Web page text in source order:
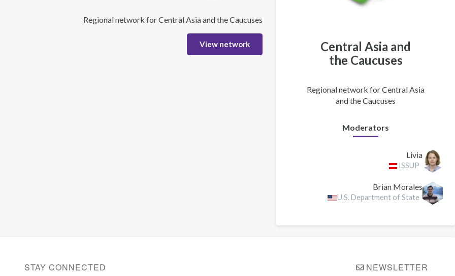
Central Asia and
the Caucuses
Regional network for Central Asia
and the Caucuses
Moderators
Livia
ISSUP
Brian Morales
U.S. Department of State
Regional network for Central Asia and the Caucuses
View network
STAY CONNECTED NEWSLETTER